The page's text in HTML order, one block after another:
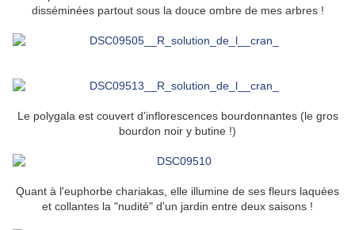
disséminées partout sous la douce ombre de mes arbres !
Le polygala est couvert d'inflorescences bourdonnantes (le gros
bourdon noir y butine !)
Quant à l'euphorbe chariakas, elle illumine de ses fleurs laquées
et collantes la "nudité" d'un jardin entre deux saisons !